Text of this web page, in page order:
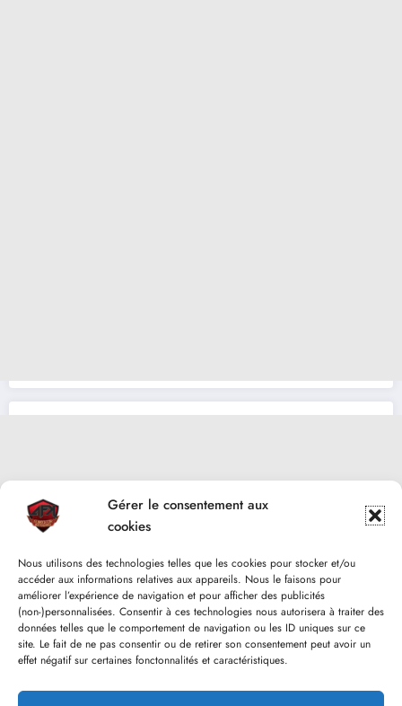
Gérer le consentement aux
cookies
Nous utilisons des technologies telles que les cookies pour stocker et/ou
accéder aux informations relatives aux appareils. Nous le faisons pour
améliorer l’expérience de navigation et pour afficher des publicités
(non-)personnalisées. Consentir à ces technologies nous autorisera à traiter des
données telles que le comportement de navigation ou les ID uniques sur ce
site. Le fait de ne pas consentir ou de retirer son consentement peut avoir un
effet négatif sur certaines fonctonnalités et caractéristiques.